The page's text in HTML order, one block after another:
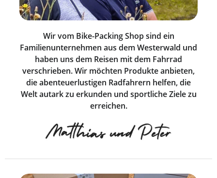
Wir vom Bike-Packing Shop sind ein
Familienunternehmen aus dem Westerwald und
haben uns dem Reisen mit dem Fahrrad
verschrieben. Wir möchten Produkte anbieten,
die abenteuerlustigen Radfahrern helfen, die
Welt autark zu erkunden und sportliche Ziele zu
erreichen.